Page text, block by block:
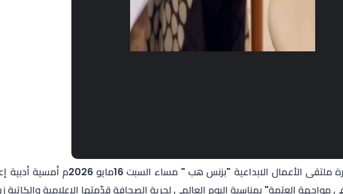
نظم إدارة ملتقى الأعمال الابداعية
مواجهة العتمة" بمناسبة اليوم العالمي لحرية الصحافة قدّمتها الإعلامية